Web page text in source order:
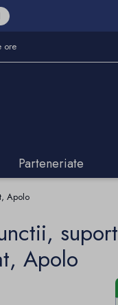
ore
Parteneriate
Apolo
Apolo